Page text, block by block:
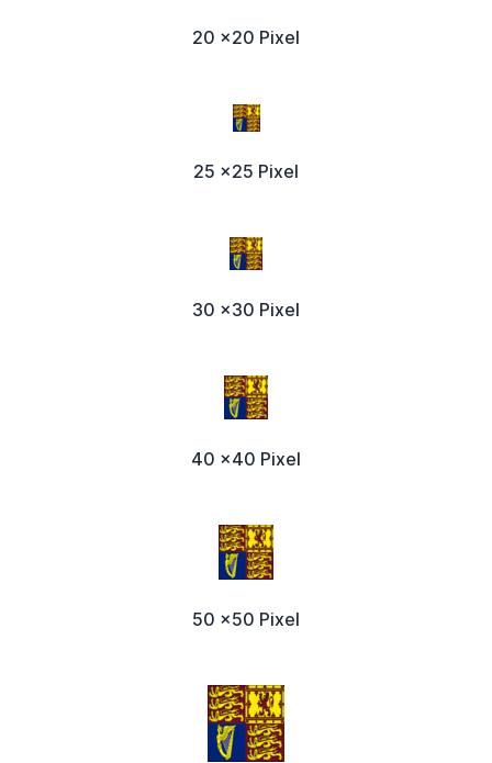
20 x20 Pixel
25 x25 Pixel
30 x30 Pixel
40 x40 Pixel
50 x50 Pixel